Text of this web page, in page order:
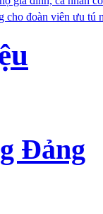
đoàn viên ưu tú
Đảng